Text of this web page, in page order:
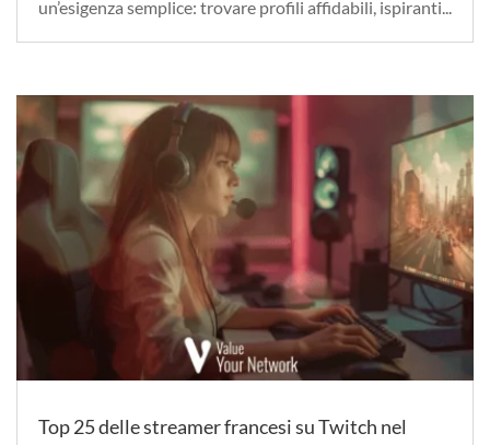
un’esigenza semplice: trovare profili affidabili, ispiranti...
Top 25 delle streamer francesi su Twitch nel